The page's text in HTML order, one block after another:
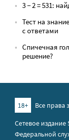
3 − 2 = 531:
Тест на
с ответами
Спичечная
решение?
18+
Все
Сетевое издание
Федеральной